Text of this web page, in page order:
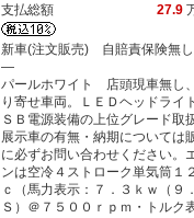
支払総額
27.9
新車(注文販売) 自賠責保険無し
―
パールホワイト 店頭現車無し
り寄せ車両。ＬＥＤヘッドライ
ＳＢ電源装備の上位グレード取
展示車の有無・納期については
に必ずお問い合わせください。
ンは空冷４ストローク単気筒１
ｃ（馬力表示：７．３ｋｗ（９
Ｓ）＠７５００ｒｐｍ・トルク